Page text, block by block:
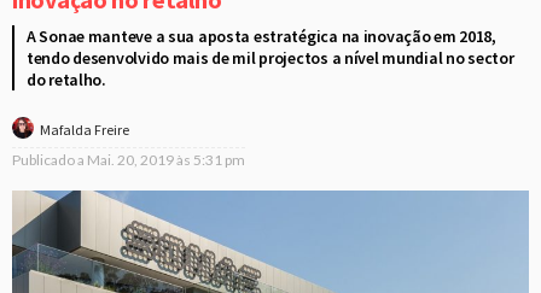
A Sonae manteve a sua aposta estratégica na inovação em 2018,
tendo desenvolvido mais de mil projectos a nível mundial no sector
do retalho.
Mafalda Freire
Publicado a Mai. 20, 2019 às 5:31 pm